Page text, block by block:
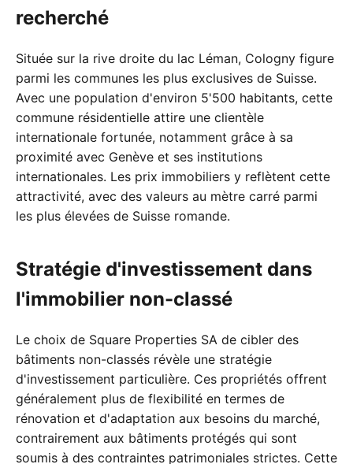
recherché
Située sur la rive droite du lac Léman, Cologny figure
parmi les communes les plus exclusives de Suisse.
Avec une population d'environ 5'500 habitants, cette
commune résidentielle attire une clientèle
internationale fortunée, notamment grâce à sa
proximité avec Genève et ses institutions
internationales. Les prix immobiliers y reflètent cette
attractivité, avec des valeurs au mètre carré parmi
les plus élevées de Suisse romande.
Stratégie d'investissement dans
l'immobilier non-classé
Le choix de Square Properties SA de cibler des
bâtiments non-classés révèle une stratégie
d'investissement particulière. Ces propriétés offrent
généralement plus de flexibilité en termes de
rénovation et d'adaptation aux besoins du marché,
contrairement aux bâtiments protégés qui sont
soumis à des contraintes patrimoniales strictes. Cette